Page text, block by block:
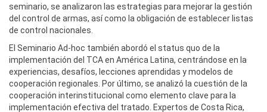
seminario, se analizaron las estrategias para mejorar la gestión
del control de armas, así como la obligación de establecer listas
de control nacionales.
El Seminario Ad-hoc también abordó el status quo de la
implementación del TCA en América Latina, centrándose en la
experiencias, desafíos, lecciones aprendidas y modelos de
cooperación regionales. Por último, se analizó la cuestión de la
cooperación interinstitucional como elemento clave para la
implementación efectiva del tratado. Expertos de Costa Rica,